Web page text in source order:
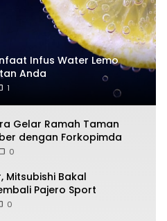
Infus Water Lemo
Anda
1
Gelar Ramah Taman
dengan Forkopimda
0
Mitsubishi Bakal
Pajero Sport
0